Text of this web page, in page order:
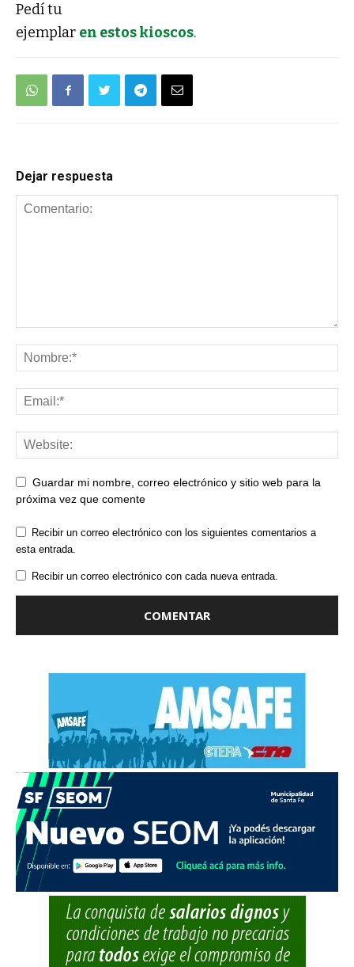
Pedí tu
ejemplar en estos kioscos.
Dejar respuesta
Guardar mi nombre, correo electrónico y sitio web para la
próxima vez que comente
Recibir un correo electrónico con los siguientes comentarios a
esta entrada.
Recibir un correo electrónico con cada nueva entrada.